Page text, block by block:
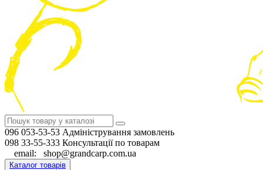
096 053-53-53 Адміністрування замовлень
098 33-55-333 Консультації по товарам
email: shop@grandcarp.com.ua
Каталог товарів